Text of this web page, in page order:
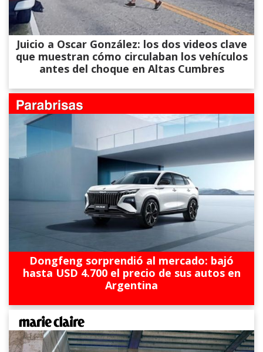
Juicio a Oscar González: los dos videos clave
que muestran cómo circulaban los vehículos
antes del choque en Altas Cumbres
Dongfeng sorprendió al mercado: bajó
hasta USD 4.700 el precio de sus autos en
Argentina